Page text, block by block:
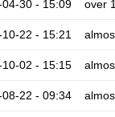
04-30 - 15:09 over
22 - 15:21
10-02 - 15:15
08-22 - 09:34